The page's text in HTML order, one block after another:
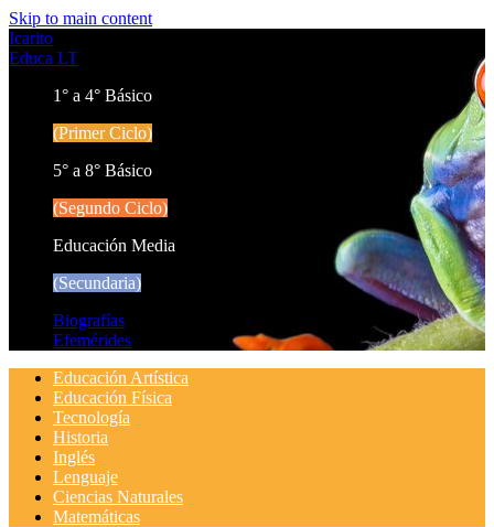
Skip to main content
Icarito
Educa LT
1° a 4° Básico
(Primer Ciclo)
5° a 8° Básico
(Segundo Ciclo)
Educación Media
(Secundaria)
Biografías
Efemérides
Educación Artística
Educación Física
Tecnología
Historia
Inglés
Lenguaje
Ciencias Naturales
Matemáticas